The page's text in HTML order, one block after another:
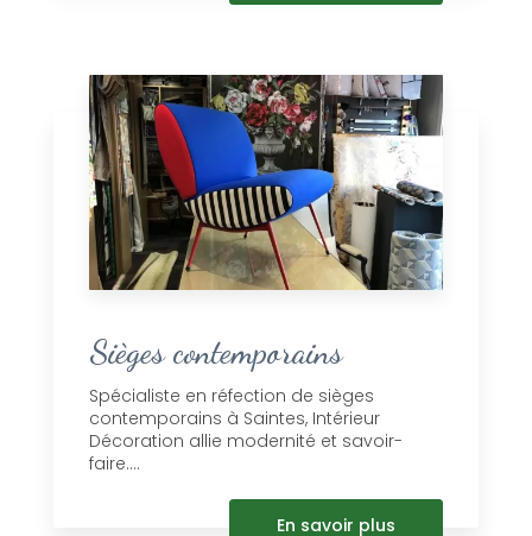
Sièges contemporains
Spécialiste en réfection de sièges
contemporains à Saintes, Intérieur
Décoration allie modernité et savoir-
faire....
En savoir plus